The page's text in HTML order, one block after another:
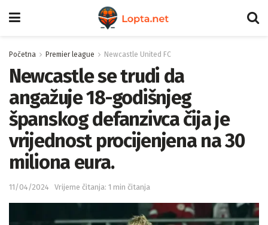
Početna Premier league Newcastle United FC
Newcastle se trudi da
angažuje 18-godišnjeg
španskog defanzivca čija je
vrijednost procijenjena na 30
miliona eura.
11/04/2024 Vrijeme čitanja: 1 min čitanja